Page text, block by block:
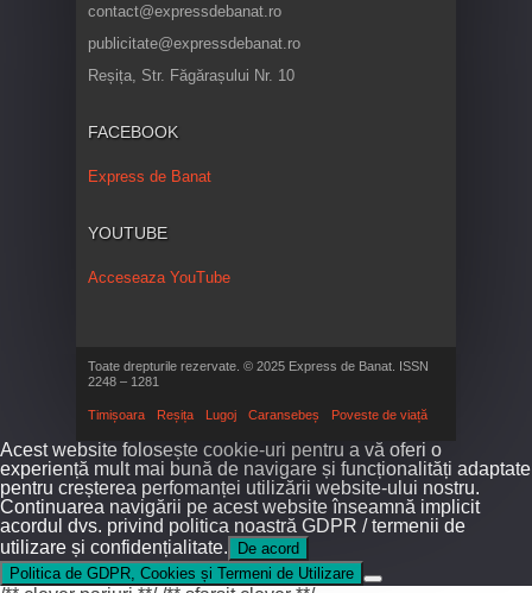
contact@expressdebanat.ro
publicitate@expressdebanat.ro
Reșița, Str. Făgărașului Nr. 10
FACEBOOK
Express de Banat
YOUTUBE
Acceseaza YouTube
Toate drepturile rezervate. © 2025 Express de Banat. ISSN
2248 – 1281
Timișoara Reșița Lugoj Caransebeș Poveste de viață
Acest website folosește cookie-uri pentru a vă oferi o
experiență mult mai bună de navigare și funcționalități adaptate
pentru creșterea perfomanței utilizării website-ului nostru.
Continuarea navigării pe acest website înseamnă implicit
acordul dvs. privind politica noastră GDPR / termenii de
utilizare și confidențialitate.
De acord
Politica de GDPR, Cookies și Termeni de Utilizare